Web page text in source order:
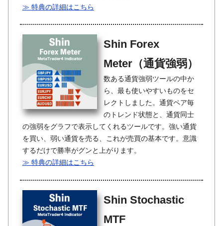
≫ 特典の詳細はこちら
Shin Forex
Meter（通貨強弱）
数ある通貨強弱ツールの中か
ら、最も使いやすいものをセ
レクトしました。通貨ペア毎
のトレンド状態と、通貨同士
の強弱をグラフで表示してくれるツールです。強い通貨
を買い、弱い通貨を売る、これが売買の基本です。意識
するだけで勝率がグンと上がります。
≫ 特典の詳細はこちら
Shin Stochastic
MTF